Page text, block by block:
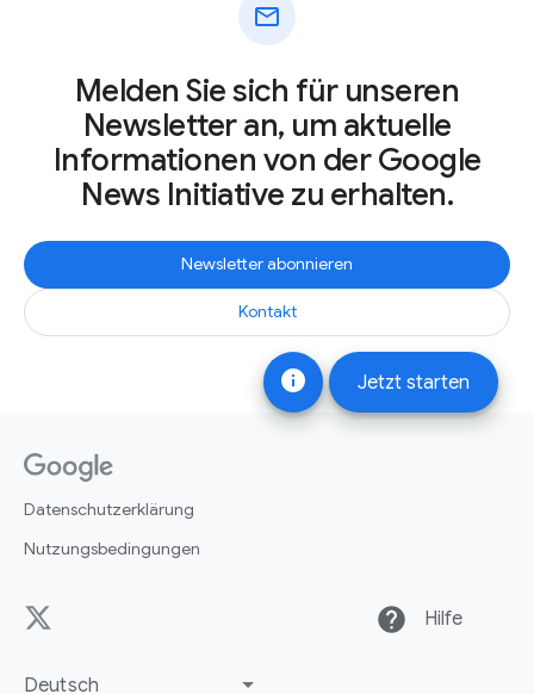
info Jetzt starten
mail
Melden Sie sich für unseren
Newsletter an, um aktuelle
Informationen von der Google
News Initiative zu erhalten.
Newsletter abonnieren
Kontakt
Datenschutzerklärung
Nutzungsbedingungen
help Hilfe
Deutsch